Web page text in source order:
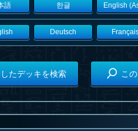
語 한글 English
Deutsch
たデッキを検索 こ